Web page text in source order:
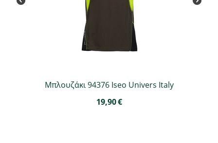
Μπλουζάκι 94376 Iseo Univers Italy
19,90€